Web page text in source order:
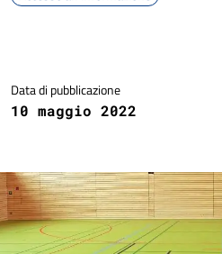
Data di pubblicazione
10 maggio 2022